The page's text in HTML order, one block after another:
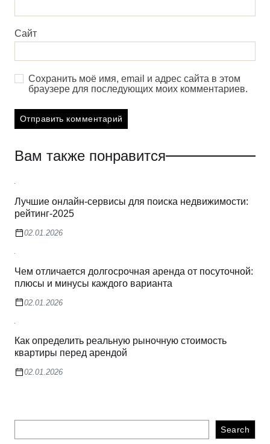
Сайт
Сохранить моё имя, email и адрес сайта в этом
браузере для последующих моих комментариев.
Вам также понравится
Лучшие онлайн-сервисы для поиска недвижимости:
рейтинг-2025
02.01.2026
Чем отличается долгосрочная аренда от посуточной:
плюсы и минусы каждого варианта
02.01.2026
Как определить реальную рыночную стоимость
квартиры перед арендой
02.01.2026
Search